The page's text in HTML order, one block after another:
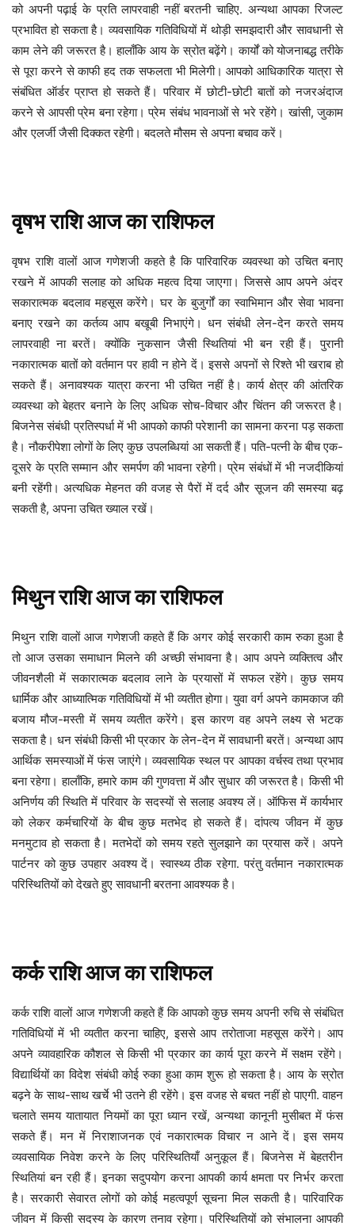
को अपनी पढ़ाई के प्रति लापरवाही नहीं बरतनी चाहिए. अन्यथा आपका रिजल्ट
प्रभावित हो सकता है। व्यवसायिक गतिविधियों में थोड़ी समझदारी और सावधानी से
काम लेने की जरूरत है। हालाँकि आय के स्रोत बढ़ेंगे। कार्यों को योजनाबद्ध तरीके
से पूरा करने से काफी हद तक सफलता भी मिलेगी। आपको आधिकारिक यात्रा से
संबंधित ऑर्डर प्राप्त हो सकते हैं। परिवार में छोटी-छोटी बातों को नजरअंदाज
करने से आपसी प्रेम बना रहेगा। प्रेम संबंध भावनाओं से भरे रहेंगे। खांसी, जुकाम
और एलर्जी जैसी दिक्कत रहेगी। बदलते मौसम से अपना बचाव करें।
वृषभ राशि आज का राशिफल
वृषभ राशि वालों आज गणेशजी कहते है किपारिवारिक व्यवस्था को उचित बनाए
रखने में आपकी सलाह को अधिक महत्व दिया जाएगा। जिससे आप अपने अंदर
सकारात्मक बदलाव महसूस करेंगे। घर के बुजुर्गों का स्वाभिमान और सेवा भावना
बनाए रखने का कर्तव्य आप बखूबी निभाएंगे। धन संबंधी लेन-देन करते समय
लापरवाही ना बरतें। क्योंकि नुकसान जैसी स्थितियां भी बन रही हैं। पुरानी
नकारात्मक बातों को वर्तमान पर हावी न होने दें। इससे अपनों से रिश्ते भी खराब हो
सकते हैं। अनावश्यक यात्रा करना भी उचित नहीं है। कार्य क्षेत्र की आंतरिक
व्यवस्था को बेहतर बनाने के लिए अधिक सोच-विचार और चिंतन की जरूरत है।
बिजनेस संबंधी प्रतिस्पर्धा में भी आपको काफी परेशानी का सामना करना पड़ सकता
है। नौकरीपेशा लोगों के लिए कुछ उपलब्धियां आ सकती हैं। पति-पत्नी के बीच एक-
दूसरे के प्रति सम्मान और समर्पण की भावना रहेगी। प्रेम संबंधों में भी नजदीकियां
बनी रहेंगी। अत्यधिक मेहनत की वजह से पैरों में दर्द और सूजन की समस्या बढ़
सकती है, अपना उचित ख्याल रखें।
मिथुन राशि आज का राशिफल
मिथुन राशि वालों आज गणेशजी कहते हैं किअगर कोई सरकारी काम रुका हुआ है
तो आज उसका समाधान मिलने की अच्छी संभावना है। आप अपने व्यक्तित्व और
जीवनशैली में सकारात्मक बदलाव लाने के प्रयासों में सफल रहेंगे। कुछ समय
धार्मिक और आध्यात्मिक गतिविधियों में भी व्यतीत होगा। युवा वर्ग अपने कामकाज की
बजाय मौज-मस्ती में समय व्यतीत करेंगे। इस कारण वह अपने लक्ष्य से भटक
सकता है। धन संबंधी किसी भी प्रकार के लेन-देन में सावधानी बरतें। अन्यथा आप
आर्थिक समस्याओं में फंस जाएंगे। व्यवसायिक स्थल पर आपका वर्चस्व तथा प्रभाव
बना रहेगा। हालाँकि, हमारे काम की गुणवत्ता में और सुधार की जरूरत है। किसी भी
अनिर्णय की स्थिति में परिवार के सदस्यों से सलाह अवश्य लें। ऑफिस में कार्यभार
को लेकर कर्मचारियों के बीच कुछ मतभेद हो सकते हैं। दांपत्य जीवन में कुछ
मनमुटाव हो सकता है। मतभेदों को समय रहते सुलझाने का प्रयास करें। अपने
पार्टनर को कुछ उपहार अवश्य दें। स्वास्थ्य ठीक रहेगा. परंतु वर्तमान नकारात्मक
परिस्थितियों को देखते हुए सावधानी बरतना आवश्यक है।
कर्क राशि आज का राशिफल
कर्क राशि वालों आज गणेशजी कहते हैं किआपको कुछ समय अपनी रुचि से संबंधित
गतिविधियों में भी व्यतीत करना चाहिए, इससे आप तरोताजा महसूस करेंगे। आप
अपने व्यावहारिक कौशल से किसी भी प्रकार का कार्य पूरा करने में सक्षम रहेंगे।
विद्यार्थियों का विदेश संबंधी कोई रुका हुआ काम शुरू हो सकता है। आय के स्रोत
बढ़ने के साथ-साथ खर्चे भी उतने ही रहेंगे। इस वजह से बचत नहीं हो पाएगी. वाहन
चलाते समय यातायात नियमों का पूरा ध्यान रखें, अन्यथा कानूनी मुसीबत में फंस
सकते हैं। मन में निराशाजनक एवं नकारात्मक विचार न आने दें। इस समय
व्यवसायिक निवेश करने के लिए परिस्थितियाँ अनुकूल हैं। बिजनेस में बेहतरीन
स्थितियां बन रही हैं। इनका सदुपयोग करना आपकी कार्य क्षमता पर निर्भर करता
है। सरकारी सेवारत लोगों को कोई महत्वपूर्ण सूचना मिल सकती है। पारिवारिक
जीवन में किसी सदस्य के कारण तनाव रहेगा। परिस्थितियों को संभालना आपकी